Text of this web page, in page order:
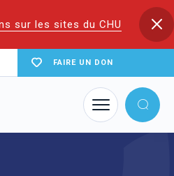
sur les sites du CHU
FAIRE UN DON
Instituts de Formation en Santé